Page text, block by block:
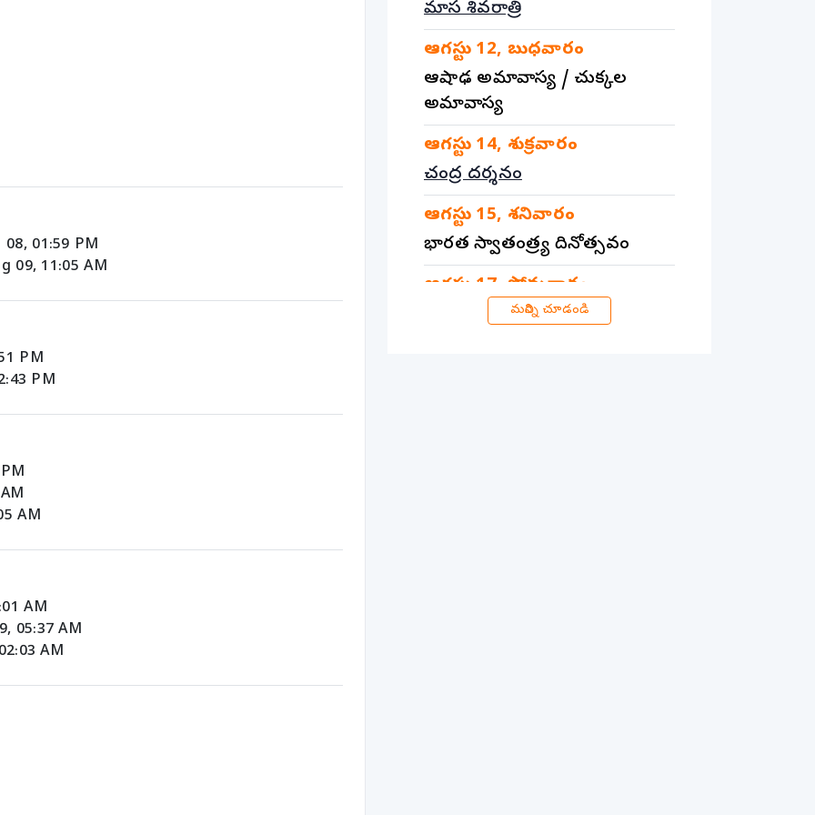
01:59 PM
09, 11:05 AM
PM
PM
AM
AM
05:37 AM
AM
మాస శివరాత్రి
ఆగస్టు 12, బుధవారం
ఆషాఢ అమావాస్య / చుక్కల
అమావాస్య
ఆగస్టు 14, శుక్రవారం
చంద్ర దర్శనం
ఆగస్టు 15, శనివారం
భారత స్వాతంత్ర్య దినోత్సవం
ఆగస్టు 17, సోమవారం
సింహ సంక్రాంతి/నాగ పంచమి
మరిన్ని చూడండి